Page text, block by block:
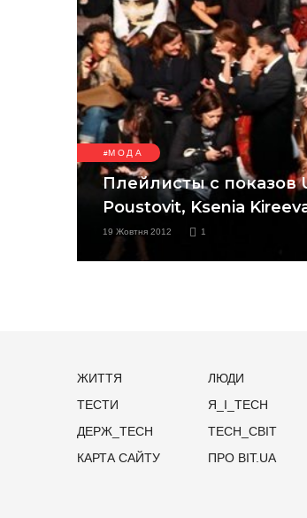
МОДА
Плейлисты с показов
Poustovit, Ksenia
19 Жовтня 2012 1
ЖИТТЯ
ЛЮДИ
ТЕСТИ
Я_І_TECH
ДЕРЖ_TECH
TECH_СВІТ
КАРТА САЙТУ
ПРО BIT.UA